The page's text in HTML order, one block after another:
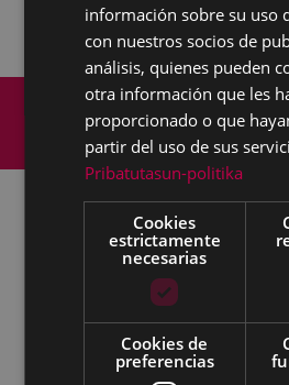
Mapa del Sitio
Política de cookies
Todas las redes sociales
Eibarko Udala - Untzaga
Tfnoa.: 943 70 84 00 / 010 |
IFZ: P2003100A | DIR3
información sobre su uso
con nuestros socios de
análisis, quienes pueden
otra información que les
proporcionado o que
partir del uso de sus
Pribatutasun-politika
Cookies
estrictamente
necesarias
Cookies de
preferencias